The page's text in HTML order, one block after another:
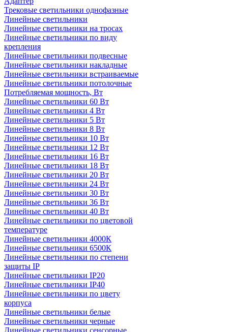
Трековые светильники однофазные
Линейные светильники
Линейные светильники на тросах
Линейные светильники по виду
крепления
Линейные светильники подвесные
Линейные светильники накладные
Линейные светильники встраиваемые
Линейные светильники потолочные
Потребляемая мощность, Вт
Линейные светильники 60 Вт
Линейные светильники 4 Вт
Линейные светильники 5 Вт
Линейные светильники 8 Вт
Линейные светильники 10 Вт
Линейные светильники 12 Вт
Линейные светильники 16 Вт
Линейные светильники 18 Вт
Линейные светильники 20 Вт
Линейные светильники 24 Вт
Линейные светильники 30 Вт
Линейные светильники 36 Вт
Линейные светильники 40 Вт
Линейные светильники по цветовой
температуре
Линейные светильники 4000К
Линейные светильники 6500К
Линейные светильники по степени
защиты IP
Линейные светильники IP20
Линейные светильники IP40
Линейные светильники по цвету
корпуса
Линейные светильники белые
Линейные светильники черные
Линейные светильники сенсорные